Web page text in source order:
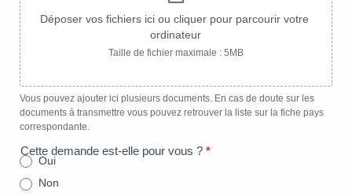
Départ
NigériaDéposer vos fichiers ici ou cliquer pour parcourir votre
ordinateur
Taille de fichier maximale : 5MB
Vous pouvez ajouter ici plusieurs documents. En cas de doute sur les
documents à transmettre vous pouvez retrouver la liste sur la fiche pays
correspondante.
Cette demande est-elle pour vous ? *
Oui
Non